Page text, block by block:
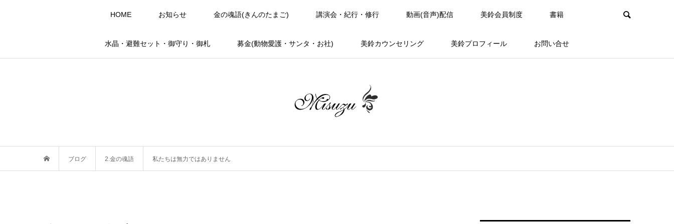
HOME お知らせ 金の魂語(きんのたまご) 講演会・紀行・修行 動画(音声)配信 美鈴会員制度 書籍
水晶・避難セット・御守り・御札 募金(動物愛護・サンタ・お社) 美鈴カウンセリング 美鈴プロフィール お問い合せ
ブログ 2.金の魂語 私たちは無力ではありません